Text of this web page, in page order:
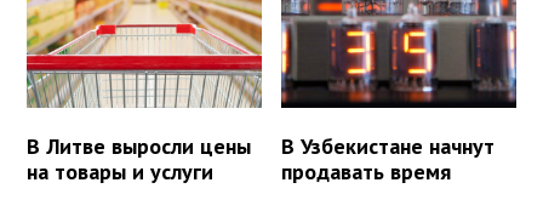
В Литве выросли цены
на товары и услуги
В Узбекистане начнут
продавать время